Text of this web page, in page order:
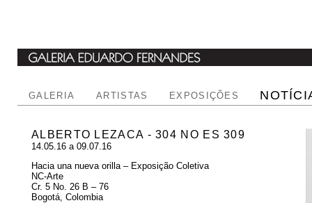
GALERIA ARTISTAS EXPOSIÇÕES
ALBERTO LEZACA - 304 NO ES 309
14.05.16 a 09.07.16
Hacia una nueva orilla – Exposição Coletiva
NC-Arte
Cr. 5 No. 26 B – 76
Bogotá, Colombia